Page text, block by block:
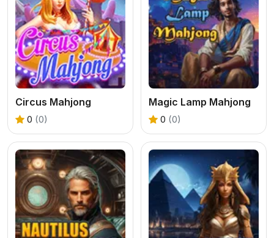
Circus Mahjong
0 (0)
Magic Lamp Mahjong
0 (0)